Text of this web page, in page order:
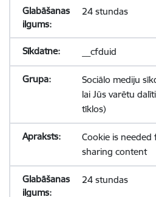
24 stundas
__cfduid
Sociālo mediju
lai Jūs varētu
tīklos)
Cookie is
sharing content
24 stundas